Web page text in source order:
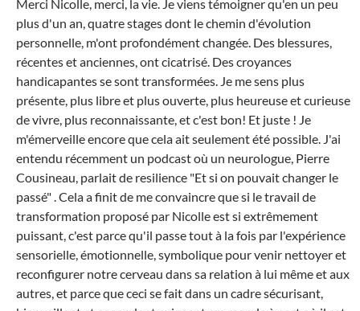
Merci Nicolle, merci, la vie. Je viens témoigner qu'en un peu
plus d'un an, quatre stages dont le chemin d'évolution
personnelle, m'ont profondément changée. Des blessures,
récentes et anciennes, ont cicatrisé. Des croyances
handicapantes se sont transformées. Je me sens plus
présente, plus libre et plus ouverte, plus heureuse et curieuse
de vivre, plus reconnaissante, et c'est bon! Et juste ! Je
m'émerveille encore que cela ait seulement été possible. J'ai
entendu récemment un podcast où un neurologue, Pierre
Cousineau, parlait de resilience "Et si on pouvait changer le
passé" . Cela a finit de me convaincre que si le travail de
transformation proposé par Nicolle est si extrêmement
puissant, c'est parce qu'il passe tout à la fois par l'expérience
sensorielle, émotionnelle, symbolique pour venir nettoyer et
reconfigurer notre cerveau dans sa relation à lui même et aux
autres, et parce que ceci se fait dans un cadre sécurisant,